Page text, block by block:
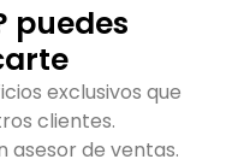
puedes
exclusivos que
clientes.
asesor de ventas.